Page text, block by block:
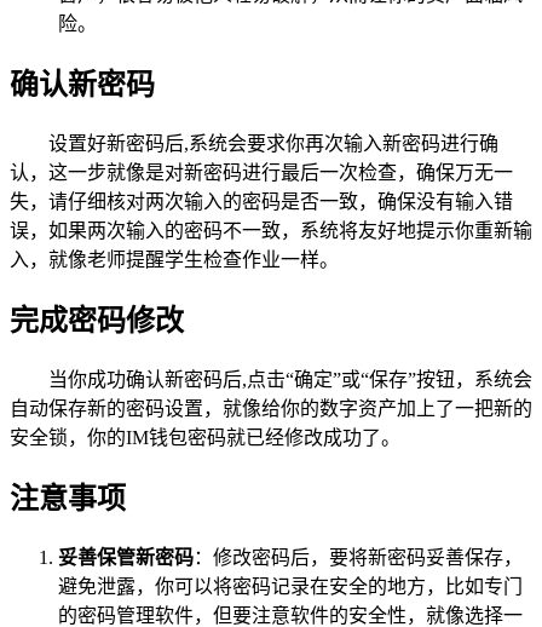
险。
确认新密码
设置好新密码后,系统会要求你再次输入新密码进行确
认，这一步就像是对新密码进行最后一次检查，确保万无一
失，请仔细核对两次输入的密码是否一致，确保没有输入错
误，如果两次输入的密码不一致，系统将友好地提示你重新输
入，就像老师提醒学生检查作业一样。
完成密码修改
当你成功确认新密码后,点击“确定”或“保存”按钮，系统会
自动保存新的密码设置，就像给你的数字资产加上了一把新的
安全锁，你的IM钱包密码就已经修改成功了。
注意事项
妥善保管新密码：修改密码后，要将新密码妥善保存，
避免泄露，你可以将密码记录在安全的地方，比如专门
的密码管理软件，但要注意软件的安全性，就像选择一